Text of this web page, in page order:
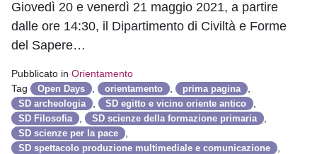
Giovedì 20 e venerdì 21 maggio 2021, a partire
dalle ore 14:30, il Dipartimento di Civiltà e Forme
del Sapere…
Pubblicato in Orientamento
Tag
Open Days orientamento prima pagina
SD archeologia SD egitto e vicino oriente antico
SD Filosofia SD scienze della formazione primaria
SD scienze per la pace
SD spettacolo produzione multimediale e comunicazione